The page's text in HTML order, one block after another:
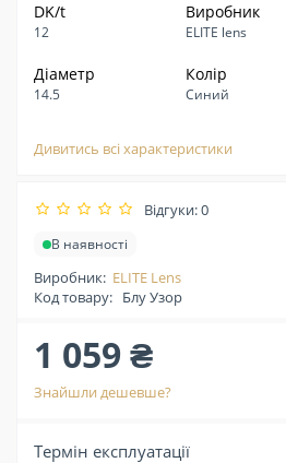
DK/t
12
Виробник
ELITE lens
Діаметр
14.5
Колір
Синий
Дивитись всі характеристики
Відгуки: 0
В наявності
Виробник: ELITE Lens
Код товару: Блу Узор
1 059 ₴
Знайшли дешевше?
Термін експлуатації